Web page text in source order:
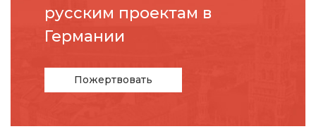
русcким проектам в
Германии
Пожертвовать